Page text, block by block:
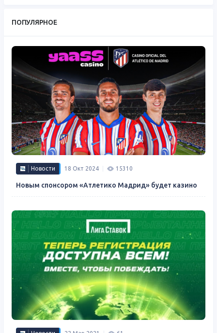
ПОПУЛЯРНОЕ
Новости 18 Окт 2024 15310
Новым спонсором «Атлетико Мадрид» будет казино